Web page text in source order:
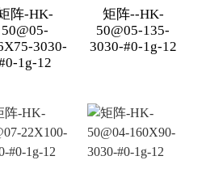
阵-HK-
50@05-
3030-
1g-12
矩阵--HK-
50@05-135-
3030-#0-1g-12